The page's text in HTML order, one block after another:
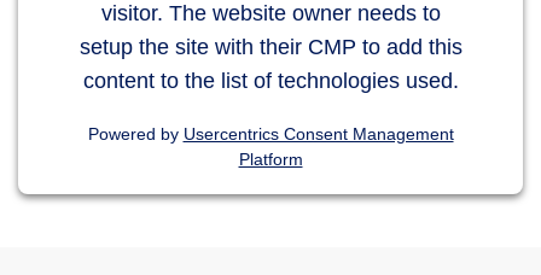
visitor. The website owner needs to
setup the site with their CMP to add this
content to the list of technologies used.
Powered by Usercentrics Consent Management
Platform